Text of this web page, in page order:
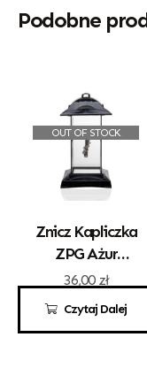
Podobne
OUT OF STOCK
Czytaj Dalej
Znicz Kapliczka
ZPG Ażur
Prosty Z
Krzyżykiem
36,00 zł